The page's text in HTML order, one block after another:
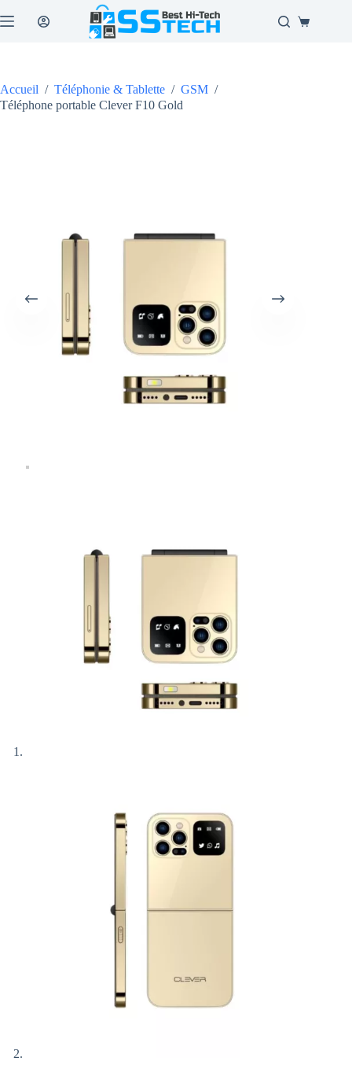
au
Panier
Accueil / Téléphonie & Tablette / GSM /
Téléphone portable Clever F10 Gold